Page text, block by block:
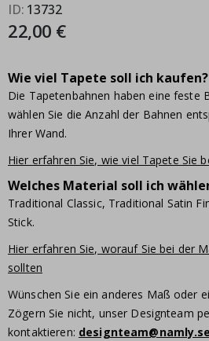
ID 13732
22,00 €
Wie viel Tapete soll ich kaufen?
Die Tapetenbahnen haben eine feste
wählen Sie die Anzahl der Bahnen
Ihrer Wand.
Hier erfahren Sie, wie viel Tapete Sie
Welches Material soll ich
Traditional Classic, Traditional Satin
Stick.
Hier erfahren Sie, worauf Sie bei der
sollten
Wünschen Sie ein anderes Maß oder
Zögern Sie nicht, unser Designteam
kontaktieren: designteam@namly.se